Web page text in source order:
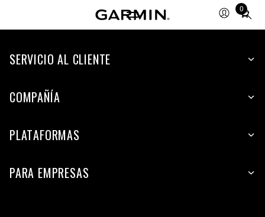
0
Total
items
cart:
SERVICIO AL CLIENTE
COMPAÑÍA
PLATAFORMAS
PARA EMPRESAS